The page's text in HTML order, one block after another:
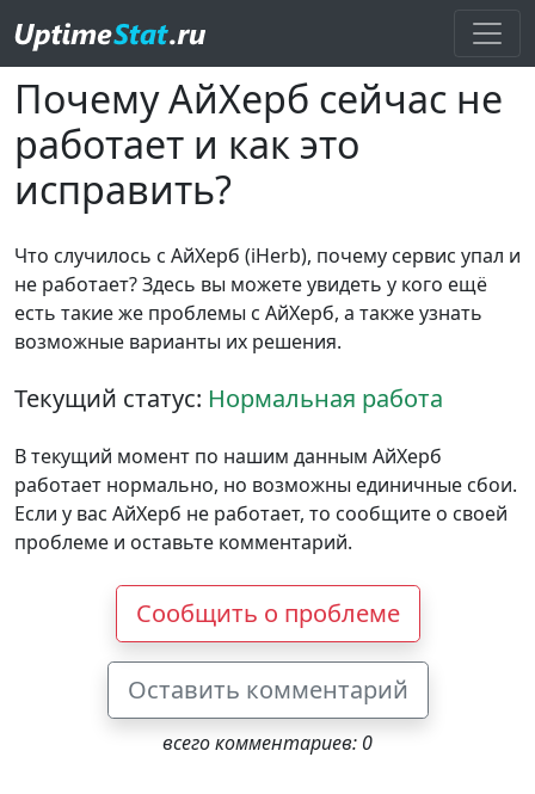
Почему АйХерб сейчас не
работает и как это
исправить?
Что случилось с АйХерб (iHerb), почему сервис упал и
не работает? Здесь вы можете увидеть у кого ещё
есть такие же проблемы с АйХерб, а также узнать
возможные варианты их решения.
Текущий статус: Нормальная работа
В текущий момент по нашим данным АйХерб
работает нормально, но возможны единичные сбои.
Если у вас АйХерб не работает, то сообщите о своей
проблеме и оставьте комментарий.
Сообщить о проблеме
Оставить комментарий
всего комментариев: 0